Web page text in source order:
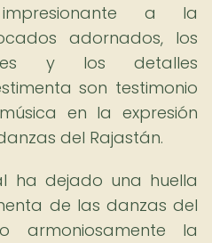
a la
adornados, los
y los detalles
son testimonio
en la expresión
del Rajastán.
ha dejado una huella
de las danzas del
armoniosamente la